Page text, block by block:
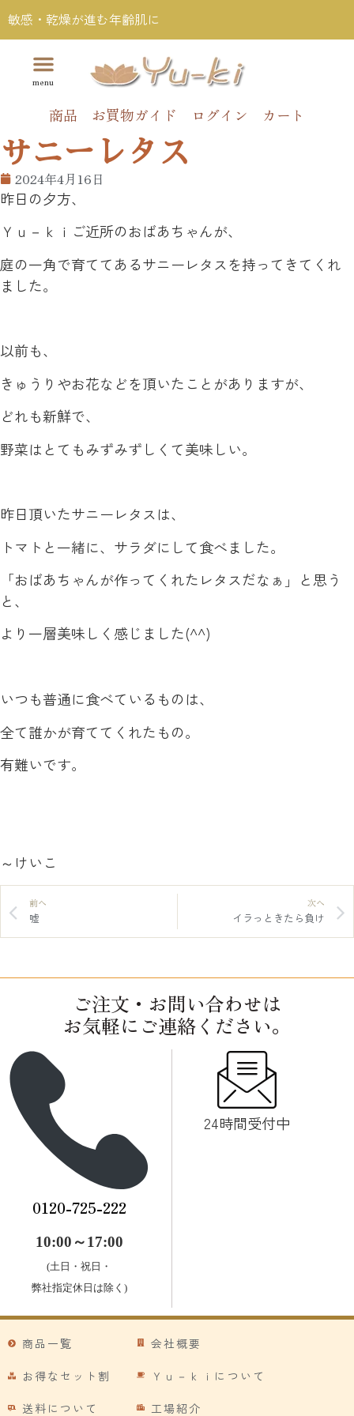
敏感・乾燥が進む年齢肌に
商品 お買物ガイド ログイン カート
サニーレタス
2024年4月16日
昨日の夕方、
Ｙｕ－ｋｉご近所のおばあちゃんが、
庭の一角で育ててあるサニーレタスを持ってきてくれ
ました。
以前も、
きゅうりやお花などを頂いたことがありますが、
どれも新鮮で、
野菜はとてもみずみずしくて美味しい。
昨日頂いたサニーレタスは、
トマトと一緒に、サラダにして食べました。
「おばあちゃんが作ってくれたレタスだなぁ」と思う
と、
より一層美味しく感じました(^^)
いつも普通に食べているものは、
全て誰かが育ててくれたもの。
有難いです。
～けいこ
前へ
嘘
次へ
イラっときたら負け
ご注文・お問い合わせは
お気軽にご連絡ください。
0120-725-222
10:00～17:00
(土日・祝日・
弊社指定休日は除く)
24時間受付中
商品一覧
お得なセット割
送料について
会社概要
Ｙｕ－ｋｉについて
工場紹介